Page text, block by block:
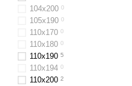
104x200 0
105х190 0
110х170 0
110x180 0
110x190 5
110x194 0
110х200 2